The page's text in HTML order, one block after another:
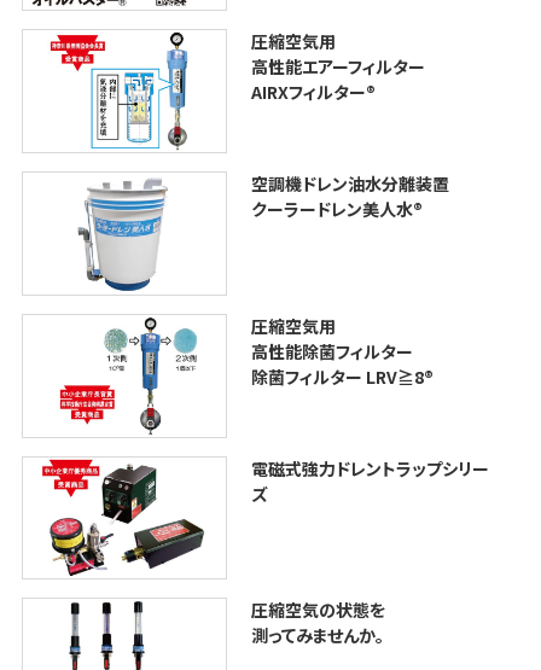
圧縮空気用
高性能エアーフィルター
AIRXフィルター®︎
空調機ドレン油水分離装置
クーラードレン美人水®
圧縮空気用
高性能除菌フィルター
除菌フィルター LRV≧8®︎
電磁式強力ドレントラップシリー
ズ
圧縮空気の状態を
測ってみませんか。